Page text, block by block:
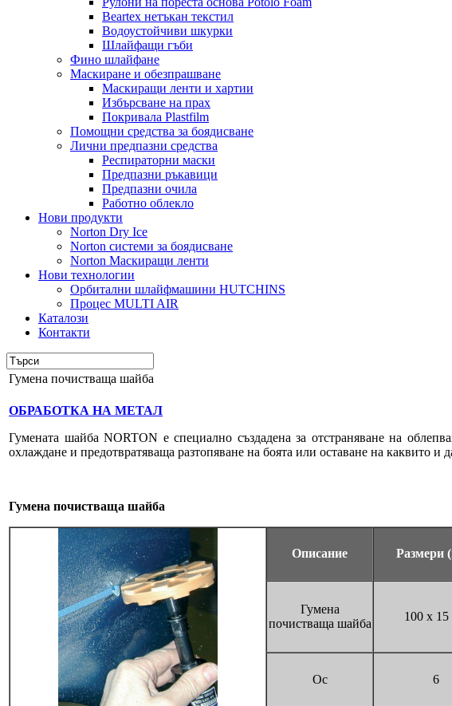
Beartex нетъкан текстил
Водоустойчиви шкурки
Шлайфащи гъби
Фино шлайфане
Маскиране и обезпрашване
Маскиращи ленти и хартии
Избърсване на прах
Покривала Plastfilm
Помощни средства за бoядисване
Лични предпазни средства
Респираторни маски
Предпазни ръкавици
Предпазни очила
Работно облекло
Нови продукти
Norton Dry Ice
Norton системи за боядисване
Norton Маскиращи ленти
Нови технологии
Орбитални шлайфмашини HUTCHINS
Процес MULTI AIR
Каталози
Контакти
Гумена почистваща шайба
ОБРАБОТКА НА МЕТАЛ
Гумената шайба NORTON е специално създадена за отстраняване на
охлаждане и предотвратяваща разтопяване на боята или оставане на каквито и
Гумена почистваща шайба
Описание Размери
Гумена
почистваща шайба
100 x 15
Ос 6